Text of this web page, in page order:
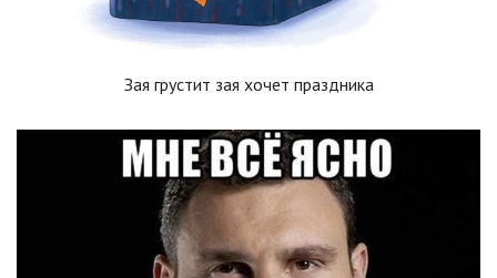
Зая грустит зая хочет праздника